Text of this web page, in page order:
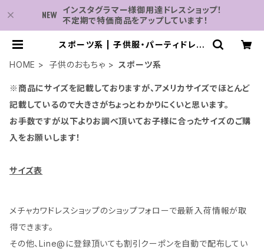
インスタグラマー様御用達ドレスショップ！
不定期で特価商品をアップしています！
スポーツ系 | 子供服・パーティドレス
式・発表会の為のドレスショップ
HOME 子供のおもちゃ スポーツ系
※商品にサイズを記載しておりますが、アメリカサイズでほとんど
記載しているので大きさがちょっとわかりにくいと思います。
お手数ですが以下よりお調べ頂いてお子様に合ったサイズのご購
入をお願いします！
サイズ表
メチャカワドレスショップのショップフォローで最新入荷情報が取
得できます。
その他、Line@に登録頂いても割引クーポンを自動で配布してい